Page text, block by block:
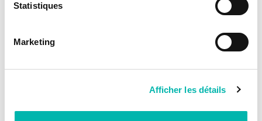
Statistiques
Marketing
Afficher les détails